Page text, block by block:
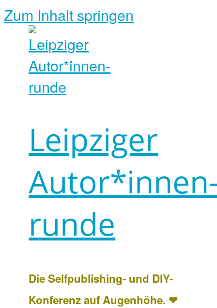
Zum Inhalt springen
Leipziger
runde
Die Selfpublishing- und DIY-
Konferenz auf Augenhöhe. ❤